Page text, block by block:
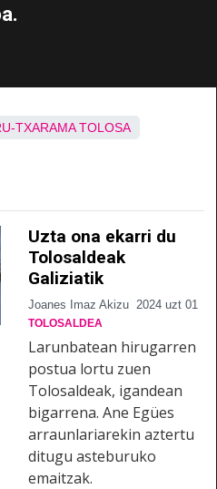
TXARAMA TOLOSA
Uzta ona ekarri du
Tolosaldeak
Galiziatik
Joanes Imaz Akizu 2024 uzt 01
TOLOSALDEA
Larunbatean hirugarren
postua lortu zuen
Tolosaldeak, igandean
bigarrena. Ane Egües
arraunlariarekin aztertu
ditugu asteburuko
emaitzak.